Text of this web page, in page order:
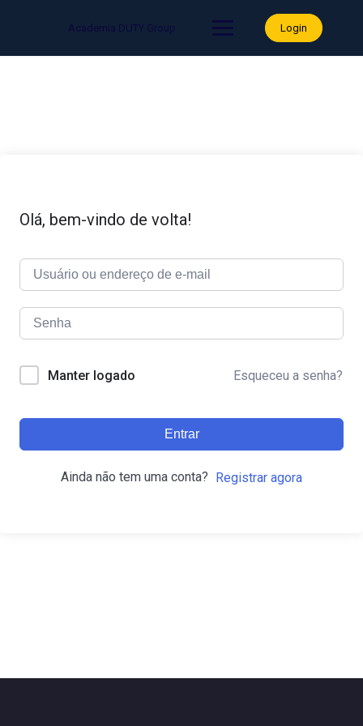
Academia DUTY Group Login
Olá, bem-vindo de volta!
Manter logado Esqueceu a senha?
Entrar
Ainda não tem uma conta? Registrar agora